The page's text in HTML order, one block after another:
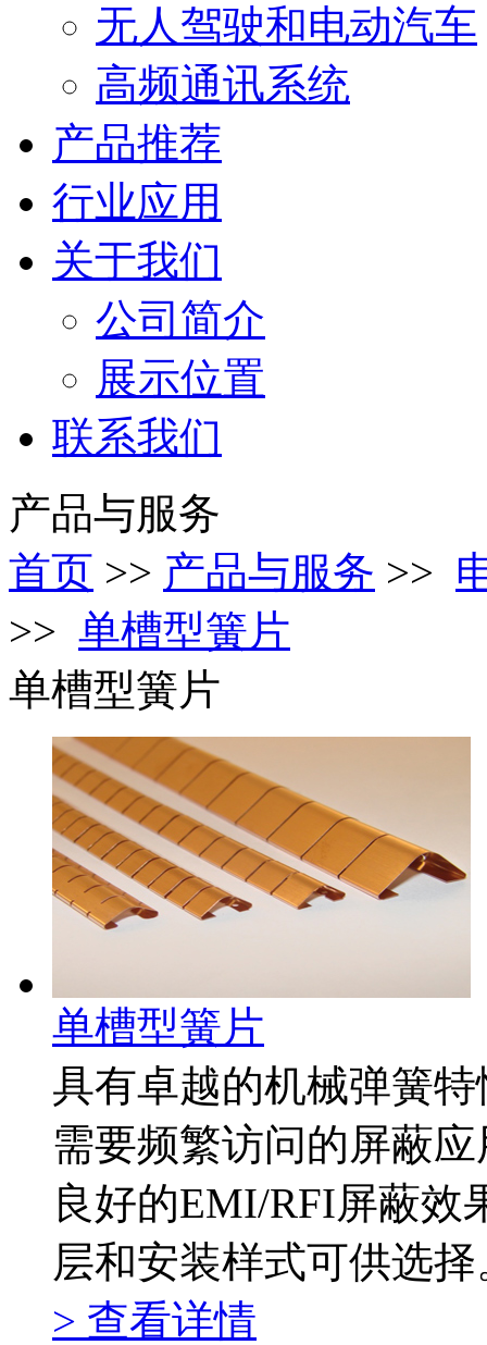
无人驾驶和电动汽车
高频通讯系统
产品推荐
行业应用
关于我们
公司简介
展示位置
联系我们
产品与服务
首页 >> 产品与服务 >>
>> 单槽型簧片
单槽型簧片
单槽型簧片
具有卓越的机械弹簧
需要频繁访问的屏蔽
良好的EMI/RFI屏蔽效
层和安装样式可供选择
> 查看详情